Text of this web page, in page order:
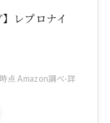
レプロナイ
点 Amazon調べ-詳